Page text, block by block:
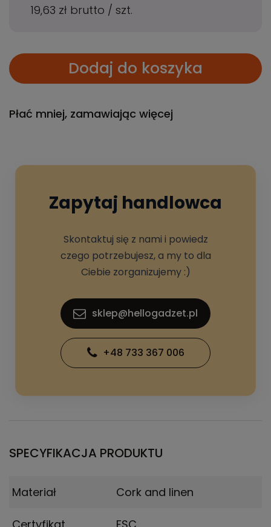
19,63 zł brutto / szt.
Dodaj do koszyka
Płać mniej, zamawiając więcej
Zapytaj handlowca
Skontaktuj się z nami i powiedz
czego potrzebujesz, a my to dla
Ciebie zorganizujemy :)
sklep@hellogadzet.pl
+48 733 367 006
SPECYFIKACJA PRODUKTU
Materiał Cork and linen